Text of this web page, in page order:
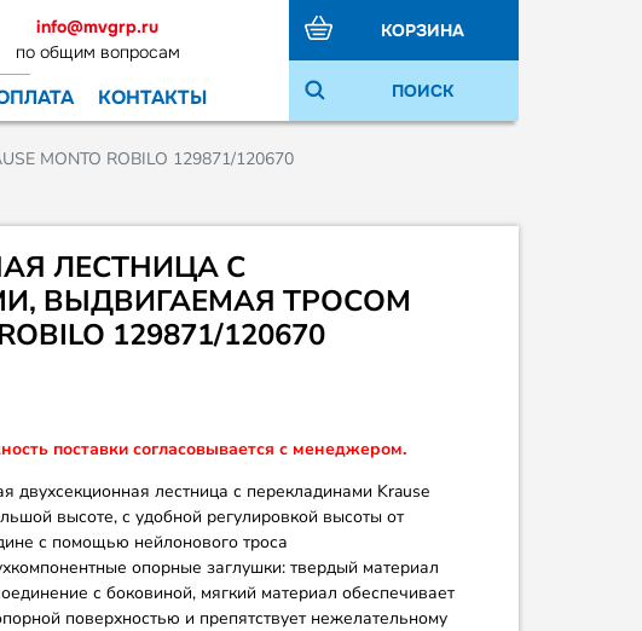
info@mvgrp.ru
по общим вопросам
КОНТАКТЫ
КОРЗИНА
ПОИСК
MONTO ROBILO 129871/120670
ЛЕСТНИЦА С
ВЫДВИГАЕМАЯ ТРОСОМ
129871/120670
поставки согласовывается с менеджером.
двухсекционная лестница с перекладинами Krause
высоте, с удобной регулировкой высоты от
с помощью нейлонового троса
опорные заглушки: твердый материал
с боковиной, мягкий материал обеспечивает
поверхностью и препятствует нежелательному